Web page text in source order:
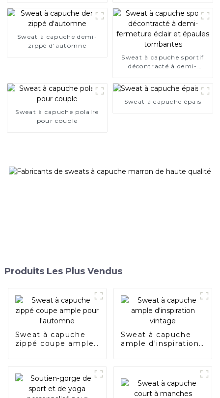
Sweat à capuche demi-
zippé d'automne
Sweat à capuche sportif
décontracté à demi-
Sweat à capuche polaire
pour couple
Sweat à capuche épais
Produits Les Plus Vendus
Sweat à capuche
zippé coupe ample
Sweat à capuche
ample d'inspiration